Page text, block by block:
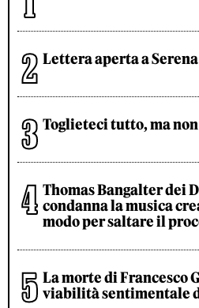
Lettera aperta a
Toglieteci tutto, ma
Thomas Bangalter dei
condanna la musica
modo per saltare il
La morte di Francesco
viabilità sentimentale